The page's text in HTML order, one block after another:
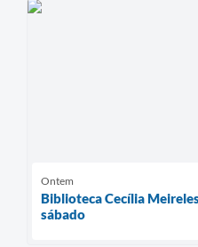
Ontem
Biblioteca Cecília
sábado